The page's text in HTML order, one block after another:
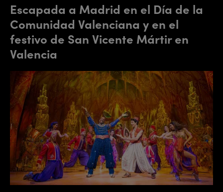
Escapada a Madrid en el Día de la
Comunidad Valenciana y en el
festivo de San Vicente Mártir en
Valencia